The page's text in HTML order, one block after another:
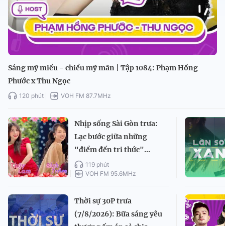
Sáng mỹ miều - chiều mỹ mãn | Tập 1084: Phạm Hồng
Phước x Thu Ngọc
120 phút VOH FM 87.7MHz
Nhịp sống Sài Gòn trưa:
Lạc bước giữa những
"điểm đến tri thức"...
119 phút
VOH FM 95.6MHz
Thời sự 30P trưa
(7/8/2026): Bữa sáng yêu